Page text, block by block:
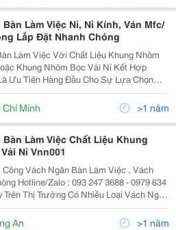
Bàn Làm Việc Nỉ, Nỉ Kính, Ván Mfc/
Lắp Đặt Nhanh Chóng
Làm Việc Với Chất Liệu Khung Nhôm
Khung Nhôm Bọc Vải Nỉ Kết Hợp
Ưu Tiên Hàng Đầu Cho Sự Lựa Chọn
Ngăn Bởi Tính Phổ Biến, Thi Công
Thất Thanh Bình Group
Chí Minh >1 năm
Bàn Làm Việc Chất Liệu Khung
Nỉ Vnn001
Vách Ngăn Bàn Làm Việc , Vách
- 0979 634
Dạng Về Chất Liệu, Từ Gỗ, Nỉ, Kính, Di
Vách Ngăn Văn Phòng Bằng...
An >1 năm